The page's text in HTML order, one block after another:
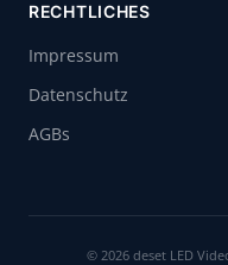
RECHTLICHES
Impressum
Datenschutz
AGBs
© 2026 deset LED